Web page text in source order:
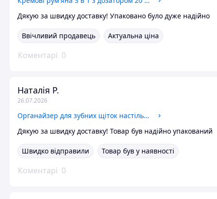
Дякую за швидку доставку! Упаковано було дуже надійно
Ввічливий продавець Актуальна ціна
Коментарі 0
Наталія Р.
26.07.2026
Органайзер для зубних щіток настільна пластикова біла висота 17.6 см довжина 12.8 см
Дякую за швидку доставку! Товар був надійно упакований
Швидко відправили Товар був у наявності
Коментарі 0